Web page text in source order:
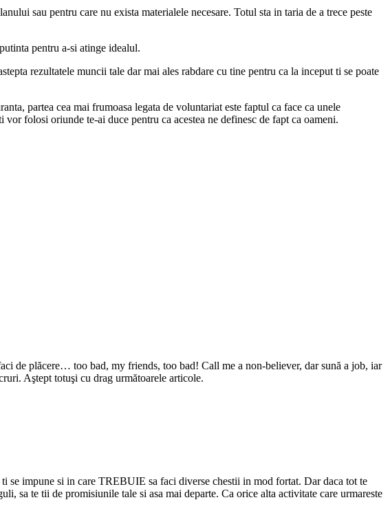
sau pentru care nu exista materialele necesare. Totul sta in taria de a trece peste
pentru a-si atinge idealul.
rezultatele muncii tale dar mai ales rabdare cu tine pentru ca la inceput ti se poate
partea cea mai frumoasa legata de voluntariat este faptul ca face ca unele
folosi oriunde te-ai duce pentru ca acestea ne definesc de fapt ca oameni.
de plăcere… too bad, my friends, too bad! Call me a non-believer, dar sună a job, iar
Aştept totuşi cu drag următoarele articole.
se impune si in care TREBUIE sa faci diverse chestii in mod fortat. Dar daca tot te
sa te tii de promisiunile tale si asa mai departe. Ca orice alta activitate care urmareste